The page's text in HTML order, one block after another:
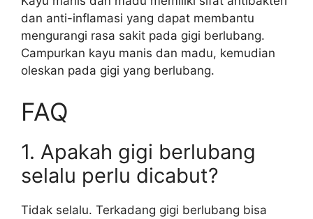
dan anti-inflamasi yang dapat membantu
mengurangi rasa sakit pada gigi berlubang.
Campurkan kayu manis dan madu, kemudian
oleskan pada gigi yang berlubang.
FAQ
1. Apakah gigi berlubang
selalu perlu dicabut?
Tidak selalu. Terkadang gigi berlubang bisa